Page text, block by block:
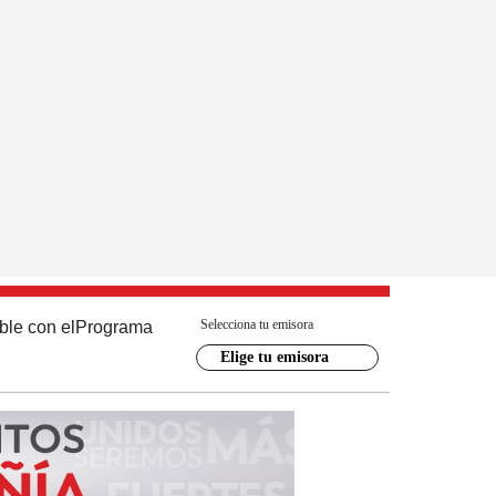
con el Programa Selecciona tu emisora
Elige tu emisora